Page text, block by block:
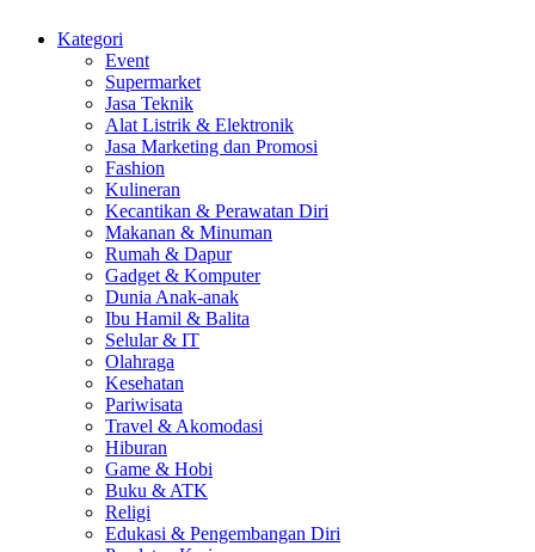
Kategori
Event
Supermarket
Jasa Teknik
Alat Listrik & Elektronik
Jasa Marketing dan Promosi
Fashion
Kulineran
Kecantikan & Perawatan Diri
Makanan & Minuman
Rumah & Dapur
Gadget & Komputer
Dunia Anak-anak
Ibu Hamil & Balita
Selular & IT
Olahraga
Kesehatan
Pariwisata
Travel & Akomodasi
Hiburan
Game & Hobi
Buku & ATK
Religi
Edukasi & Pengembangan Diri